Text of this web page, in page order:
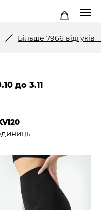
Більше 7966 відгуків -
до 3.11